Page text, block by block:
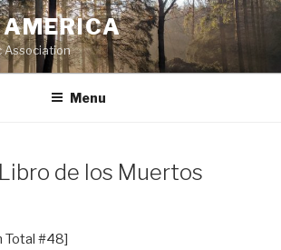
Association
Menu
de los Muertos
Total #48]